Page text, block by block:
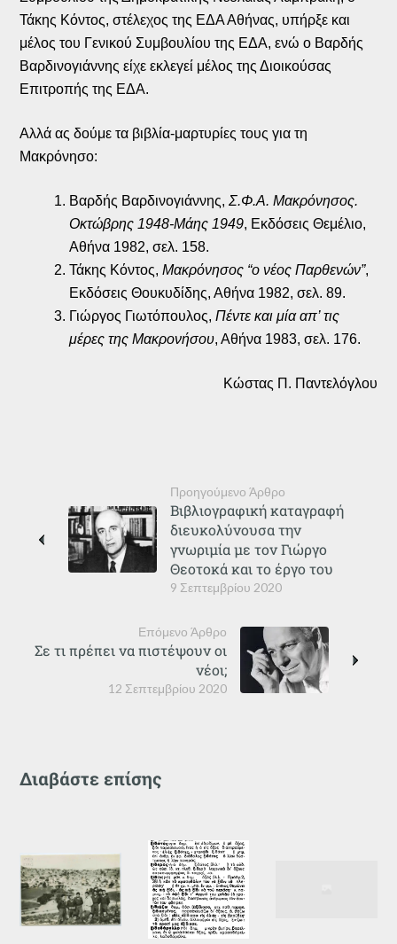
Τάκης Κόντος, στέλεχος της ΕΔΑ Αθήνας, υπήρξε και
μέλος του Γενικού Συμβουλίου της ΕΔΑ, ενώ ο Βαρδής
Βαρδινογιάννης είχε εκλεγεί μέλος της Διοικούσας
Επιτροπής της ΕΔΑ.
Αλλά ας δούμε τα βιβλία-μαρτυρίες τους για τη
Μακρόνησο:
Βαρδής Βαρδινογιάννης,Σ.Φ.Α. Μακρόνησος.
Οκτώβρης 1948-Μάης 1949, Εκδόσεις Θεμέλιο,
Αθήνα 1982, σελ. 158.
Τάκης Κόντος,Μακρόνησος “ο νέος Παρθενών”,
Εκδόσεις Θουκυδίδης, Αθήνα 1982, σελ. 89.
Γιώργος Γιωτόπουλος,Πέντε και μία απ’ τις
μέρες της Μακρονήσου, Αθήνα 1983, σελ. 176.
Κώστας Π. Παντελόγλου
Προηγούμενο Άρθρο
9 Σεπτεμβρίου 2020
Βιβλιογραφική καταγραφή
διευκολύνουσα την
γνωριμία με τον Γιώργο
Θεοτοκά και το έργο του
Επόμενο Άρθρο
12 Σεπτεμβρίου 2020
Σε τι πρέπει να πιστέψουν οι
νέοι;
Διαβάστε επίσης